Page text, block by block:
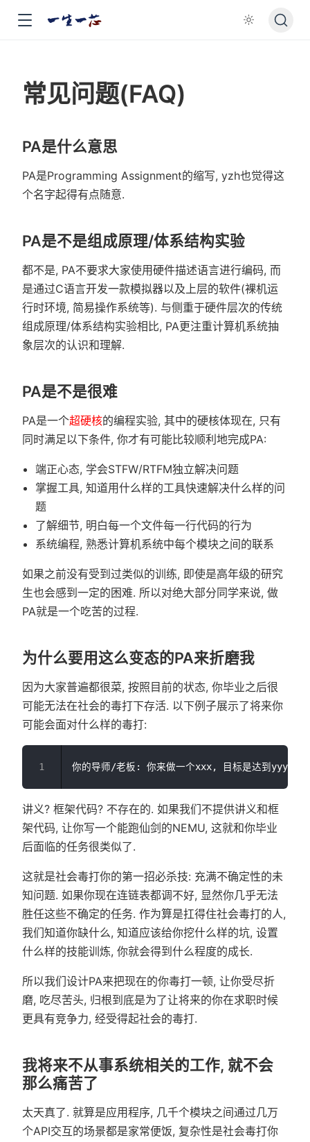
常见问题(FAQ)
PA是什么意思
PA是Programming Assignment的缩写, yzh也觉得这
个名字起得有点随意.
PA是不是组成原理/体系结构实验
都不是, PA不要求大家使用硬件描述语言进行编码, 而
是通过C语言开发一款模拟器以及上层的软件(裸机运
行时环境, 简易操作系统等). 与侧重于硬件层次的传统
组成原理/体系结构实验相比, PA更注重计算机系统抽
象层次的认识和理解.
PA是不是很难
PA是一个超硬核的编程实验, 其中的硬核体现在, 只有
同时满足以下条件, 你才有可能比较顺利地完成PA:
端正心态, 学会STFW/RTFM独立解决问题
掌握工具, 知道用什么样的工具快速解决什么样的问
题
了解细节, 明白每一个文件每一行代码的行为
系统编程, 熟悉计算机系统中每个模块之间的联系
如果之前没有受到过类似的训练, 即使是高年级的研究
生也会感到一定的困难. 所以对绝大部分同学来说, 做
PA就是一个吃苦的过程.
为什么要用这么变态的PA来折磨我
因为大家普遍都很菜, 按照目前的状态, 你毕业之后很
可能无法在社会的毒打下存活. 以下例子展示了将来你
可能会面对什么样的毒打:
讲义? 框架代码? 不存在的. 如果我们不提供讲义和框
架代码, 让你写一个能跑仙剑的NEMU, 这就和你毕业
后面临的任务很类似了.
这就是社会毒打你的第一招必杀技: 充满不确定性的未
知问题. 如果你现在连链表都调不好, 显然你几乎无法
胜任这些不确定的任务. 作为算是扛得住社会毒打的人,
我们知道你缺什么, 知道应该给你挖什么样的坑, 设置
什么样的技能训炼, 你就会得到什么程度的成长.
所以我们设计PA来把现在的你毒打一顿, 让你受尽折
磨, 吃尽苦头, 归根到底是为了让将来的你在求职时候
更具有竞争力, 经受得起社会的毒打.
我将来不从事系统相关的工作, 就不会
那么痛苦了
太天真了. 就算是应用程序, 几千个模块之间通过几万
个API交互的场景都是家常便饭, 复杂性是社会毒打你